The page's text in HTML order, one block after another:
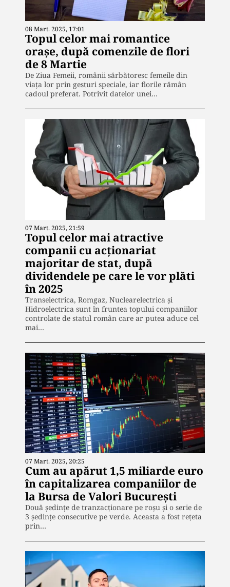
08 Mart. 2025, 17:01
Topul celor mai romantice
oraşe, după comenzile de flori
de 8 Martie
De Ziua Femeii, românii sărbătoresc femeile din
viața lor prin gesturi speciale, iar florile rămân
cadoul preferat. Potrivit datelor unei…
07 Mart. 2025, 21:59
Topul celor mai atractive
companii cu acţionariat
majoritar de stat, după
dividendele pe care le vor plăti
în 2025
Transelectrica, Romgaz, Nuclearelectrica şi
Hidroelectrica sunt în fruntea topului companiilor
controlate de statul român care ar putea aduce cel
mai…
07 Mart. 2025, 20:25
Cum au apărut 1,5 miliarde euro
în capitalizarea companiilor de
la Bursa de Valori Bucureşti
Două şedinţe de tranzacţionare pe roşu şi o serie de
3 şedinţe consecutive pe verde. Aceasta a fost reţeta
prin…